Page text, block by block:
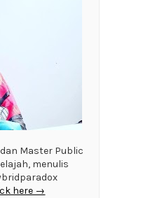
Master Public
menulis
here →